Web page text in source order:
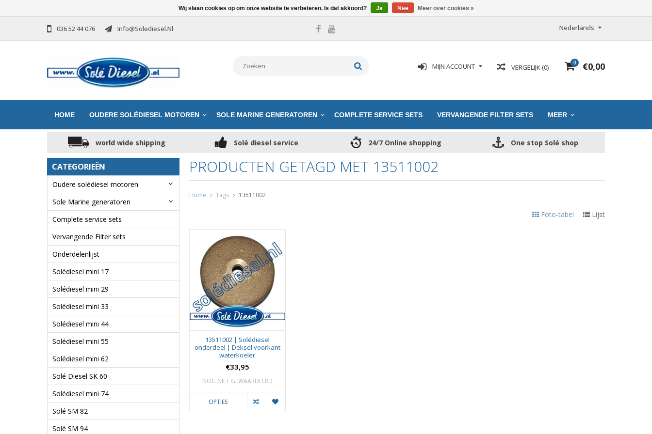
036 52 44 076 Info@solediesel.nl Nederlands
0 €0,00
VERGELIJK (0)
MIJN ACCOUNT
HOME OUDERE SOLÉDIESEL MOTOREN SOLE MARINE GENERATOREN COMPLETE SERVICE SETS VERVANGENDE FILTER SETS MEER
world wide shipping Solé diesel service 24/7 Online shopping One stop Solé shop
CATEGORIEËN
Oudere solédiesel motoren
Sole Marine generatoren
Complete service sets
Vervangende Filter sets
Onderdelenlijst
Solédiesel mini 17
Solédiesel mini 29
Solédiesel mini 33
Solédiesel mini 44
Solédiesel mini 55
Solédiesel mini 62
Solé Diesel SK 60
Solédiesel mini 74
Solé SM 82
Solé SM 94
PRODUCTEN GETAGD MET 13511002
Home Tags 13511002
Foto-tabel Lijst
13511002 | Solédiesel
onderdeel | Deksel voorkant
waterkoeler
€33,95
NOG NIET GEWAARDEERD
OPTIES
Wij slaan cookies op om onze website te verbeteren. Is dat akkoord? Ja Nee Meer over cookies »